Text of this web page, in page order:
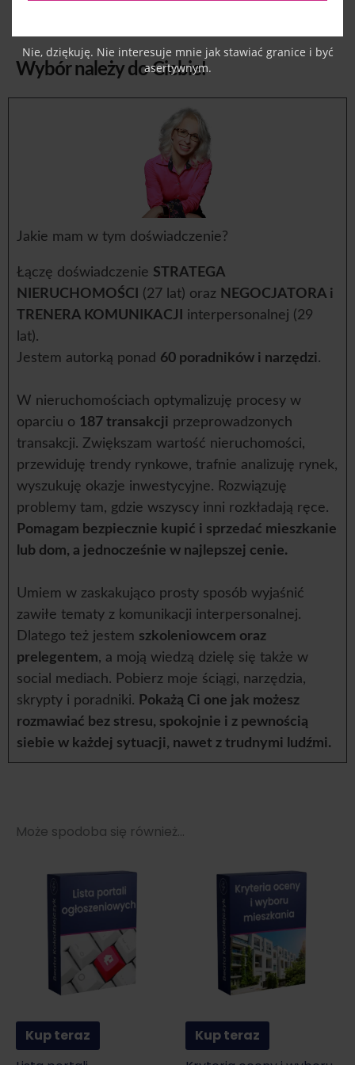
Wybór należy do Ciebie!
Jakie mam w tym doświadczenie?
Łączę doświadczenie STRATEGA
NIERUCHOMOŚCI
(27 lat) oraz NEGOCJATORA i
TRENERA KOMUNIKACJI
interpersonalnej (29
lat).
Jestem autorką ponad 60 poradników i narzędzi.
W nieruchomościach optymalizuję procesy w
oparciu o 187 transakcji przeprowadzonych
transakcji. Zwiększam wartość nieruchomości,
przewiduję trendy rynkowe, trafnie analizuję rynek,
wyszukuję okazje inwestycyjne. Rozwiązuję
problemy tam, gdzie wszyscy inni rozkładają ręce.
Pomagam bezpiecznie kupić i sprzedać mieszkanie
lub dom, a jednocześnie w najlepszej cenie.
Umiem w zaskakująco prosty sposób wyjaśnić
zawiłe tematy z komunikacji interpersonalnej.
Dlatego też jestem szkoleniowcem oraz
prelegentem, a moją wiedzą dzielę się także w
social mediach. Pobierz moje ściągi, narzędzia,
skrypty i poradniki. Pokażą Ci one jak możesz
rozmawiać bez stresu, spokojnie i z pewnością
siebie w każdej sytuacji, nawet z trudnymi ludźmi.
Może spodoba się również…
Kup teraz
Kup teraz
Nie, dziękuję. Nie interesuje mnie jak stawiać granice i być
asertywnym.